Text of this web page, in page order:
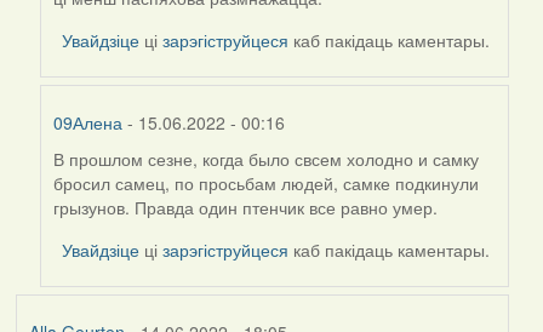
Увайдзіце цізарэгіструйцеся каб пакідаць каментары.
09Алена - 15.06.2022 - 00:16
In
reply
to
by
Geurten
В прошлом сезне, когда было свсем холодно и самку
бросил самец, по просьбам людей, самке подкинули
грызунов. Правда один птенчик все равно умер.
Увайдзіце цізарэгіструйцеся каб пакідаць каментары.